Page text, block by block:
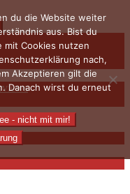
du die Website weiter
aus. Bist du
mit Cookies nutzen
nach,
Akzeptieren gilt die
Danach wirst du erneut
- nicht mit mir!